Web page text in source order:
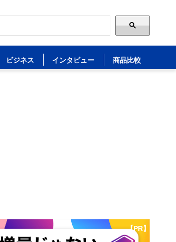
ビジネス インタビュー 商品比較
【PR】